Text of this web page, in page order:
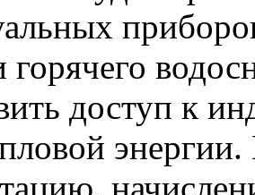
горячего
доступ к
энергии.